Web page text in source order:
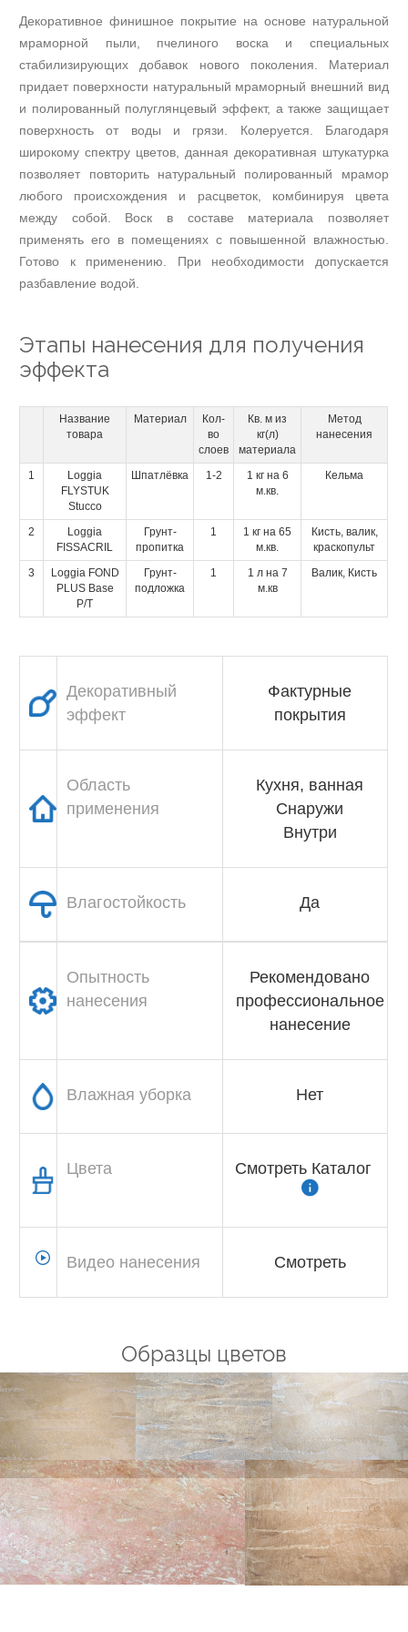
финишных
декоративных
покрытий
Нанесение
микроцемента
Нанесение
декоративных
покрытий
Umana
Decor
Нанесение
лаков
Нанесение
красок
Нанесение
декоративных
красок
Декоративная
шпаклевка
стен
Внутренняя
отделка
помещений
Декоративное финишное покрытие на основе натуральной
мраморной пыли, пчелиного воска и специальных
стабилизирующих добавок нового поколения. Материал
придает поверхности натуральный мраморный внешний вид
и полированный полуглянцевый эффект, а также защищает
поверхность от воды и грязи. Колеруется. Благодаря
широкому спектру цветов, данная декоративная штукатурка
позволяет повторить натуральный полированный мрамор
любого происхождения и расцветок, комбинируя цвета
между собой. Воск в составе материала позволяет
применять его в помещениях с повышенной влажностью.
Готово к применению. При необходимости допускается
разбавление водой.
Этапы нанесения для получения
эффекта
Название
товара
Материал
Кол-
во
слоев
Кв. м из
кг(л)
материала
Метод
нанесения
1
Loggia
FLYSTUK
Stucco
Шпатлёвка 1-2
1 кг на 6
м.кв.
Кельма
2
Loggia
FISSACRIL
Грунт-
пропитка
1
1 кг на 65
м.кв.
Кисть, валик,
краскопульт
3
Loggia FOND
PLUS Base
P/T
Грунт-
подложка
1
1 л на 7
м.кв
Валик, Кисть
Декоративный
эффект
Фактурные
покрытия
Область
применения
Кухня, ванная
Снаружи
Внутри
Влагостойкость Да
Опытность
нанесения
Рекомендовано
профессиональное
нанесение
Влажная уборка Нет
Цвета Смотреть Каталог
Видео нанесения Смотреть
Образцы цветов